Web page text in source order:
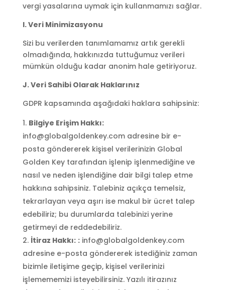
vergi yasalarına uymak için kullanmamızı sağlar.
I. Veri Minimizasyonu
Sizi bu verilerden tanımlamamız artık gerekli
olmadığında, hakkınızda tuttuğumuz verileri
mümkün olduğu kadar anonim hale getiriyoruz.
J. Veri Sahibi Olarak Haklarınız
GDPR kapsamında aşağıdaki haklara sahipsiniz:
Bilgiye Erişim Hakkı:
info@globalgoldenkey.com adresine bir e-
posta göndererek kişisel verilerinizin Global
Golden Key tarafından işlenip işlenmediğine ve
nasıl ve neden işlendiğine dair bilgi talep etme
hakkına sahipsiniz. Talebiniz açıkça temelsiz,
tekrarlayan veya aşırı ise makul bir ücret talep
edebiliriz; bu durumlarda talebinizi yerine
getirmeyi de reddedebiliriz.
İtiraz Hakkı: :info@globalgoldenkey.com
adresine e-posta göndererek istediğiniz zaman
bizimle iletişime geçip, kişisel verilerinizi
işlemememizi isteyebilirsiniz. Yazılı itirazınız